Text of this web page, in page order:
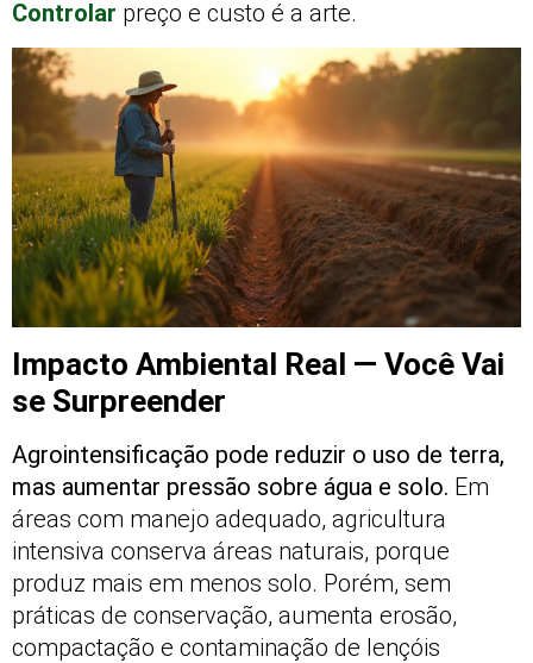
Controlar preço e custo é a arte.
Impacto Ambiental Real — Você Vai
se Surpreender
Agrointensificação pode reduzir o uso de terra,
mas aumentar pressão sobre água e solo. Em
áreas com manejo adequado, agricultura
intensiva conserva áreas naturais, porque
produz mais em menos solo. Porém, sem
práticas de conservação, aumenta erosão,
compactação e contaminação de lençóis